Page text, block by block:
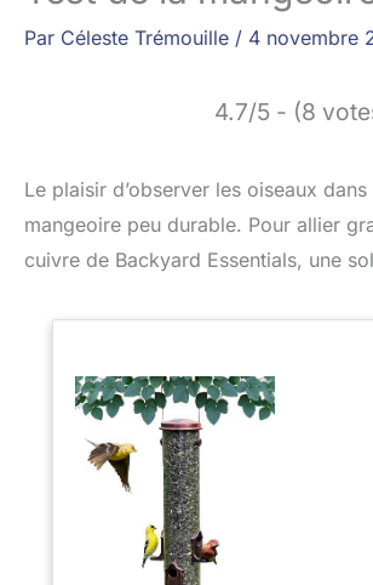
Par Céleste Trémouille / 4 novembre
4.7/5 - (8
Le plaisir d’observer les oiseaux
mangeoire peu durable. Pour allier
cuivre de Backyard Essentials, une